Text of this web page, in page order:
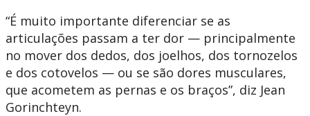
“É muito importante diferenciar se as
articulações passam a ter dor — principalmente
no mover dos dedos, dos joelhos, dos tornozelos
e dos cotovelos — ou se são dores musculares,
que acometem as pernas e os braços”, diz Jean
Gorinchteyn.